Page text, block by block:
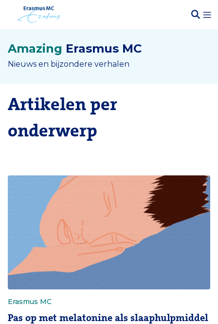
Amazing Erasmus MC
Nieuws en bijzondere verhalen
Artikelen per
onderwerp
Erasmus MC
Pas op met melatonine als slaaphulpmiddel